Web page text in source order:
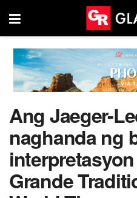
Ang Jaeger-
naghanda ng
Grande